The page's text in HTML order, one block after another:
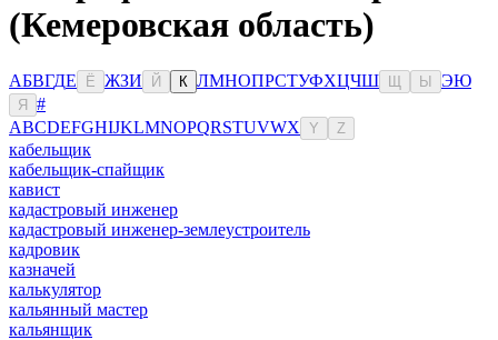
(Кемеровская область)
АБВГДЕ Ё ЖЗИ Й К ЛМНОПРСТУФХЦЧШ Ы ЭЮ
Я
#
ABCDEFGHIJKLMNOPQRSTUVWX Y Z
кабельщик
кабельщик-спайщик
кавист
кадастровый инженер
кадастровый инженер-землеустроитель
кадровик
казначей
калькулятор
кальянный мастер
кальянщик